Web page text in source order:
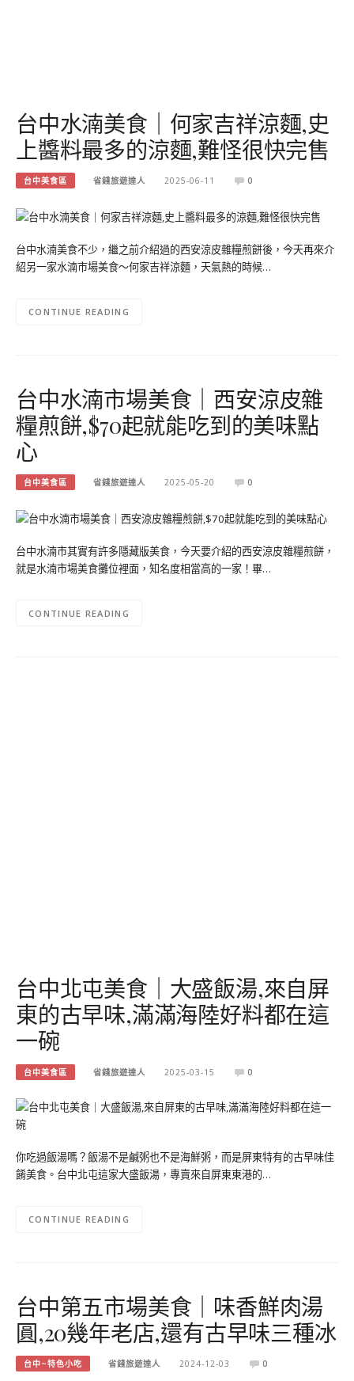
台中水湳美食｜何家吉祥涼麵,史
上醬料最多的涼麵,難怪很快完售
台中美食區 省錢旅遊達人 2025-06-11 0
台中水湳美食不少，繼之前介紹過的西安涼皮雜糧煎餅後，今天再來介
紹另一家水湳市場美食～何家吉祥涼麵，天氣熱的時候…
CONTINUE READING
台中水湳市場美食｜西安涼皮雜
糧煎餅,$70起就能吃到的美味點
心
台中美食區 省錢旅遊達人 2025-05-20 0
台中水湳市其實有許多隱藏版美食，今天要介紹的西安涼皮雜糧煎餅，
就是水湳市場美食攤位裡面，知名度相當高的一家！畢…
CONTINUE READING
台中北屯美食｜大盛飯湯,來自屏
東的古早味,滿滿海陸好料都在這
一碗
台中美食區 省錢旅遊達人 2025-03-15 0
你吃過飯湯嗎？飯湯不是鹹粥也不是海鮮粥，而是屏東特有的古早味佳
餚美食。台中北屯這家大盛飯湯，專賣來自屏東東港的…
CONTINUE READING
台中第五市場美食｜味香鮮肉湯
圓,20幾年老店,還有古早味三種冰
台中~特色小吃 省錢旅遊達人 2024-12-03 0